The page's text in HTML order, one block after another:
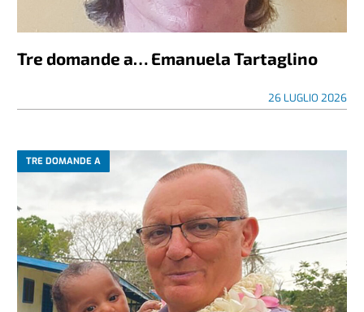
Tre domande a… Emanuela Tartaglino
26 LUGLIO 2026
TRE DOMANDE A